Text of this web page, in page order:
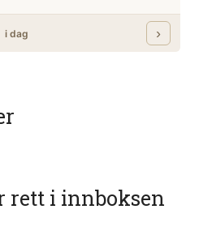
rett i innboksen